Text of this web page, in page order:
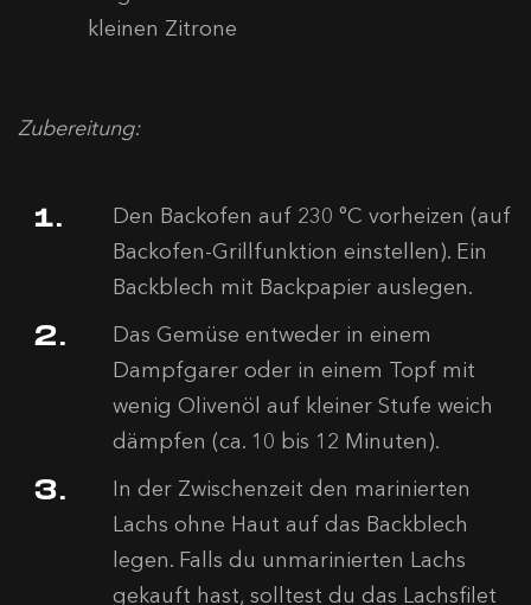
kleinen Zitrone
Zubereitung:
Den Backofen auf 230 °C vorheizen (auf
Backofen-Grillfunktion einstellen). Ein
Backblech mit Backpapier auslegen.
Das Gemüse entweder in einem
Dampfgarer oder in einem Topf mit
wenig Olivenöl auf kleiner Stufe weich
dämpfen (ca. 10 bis 12 Minuten).
In der Zwischenzeit den marinierten
Lachs ohne Haut auf das Backblech
legen. Falls du unmarinierten Lachs
gekauft hast, solltest du das Lachsfilet